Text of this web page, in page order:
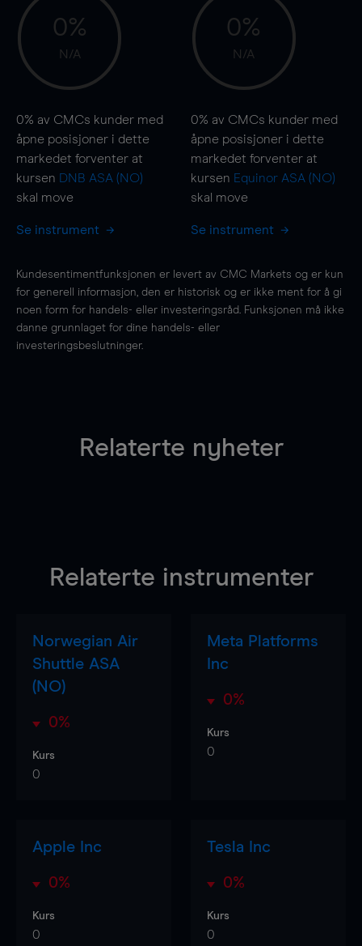
0%
N/A
0% av CMCs kunder med
åpne posisjoner i dette
markedet forventer at
kursen DNB ASA (NO)
skal move
Se instrument
0%
N/A
0% av CMCs kunder med
åpne posisjoner i dette
markedet forventer at
kursen Equinor ASA (NO)
skal move
Se instrument
Kundesentimentfunksjonen er levert av CMC Markets og er kun
for generell informasjon, den er historisk og er ikke ment for å gi
noen form for handels- eller investeringsråd. Funksjonen må ikke
danne grunnlaget for dine handels- eller
investeringsbeslutninger.
Relaterte nyheter
Relaterte instrumenter
Norwegian Air
Shuttle ASA
(NO)
0%
Kurs
0
Meta Platforms
Inc
0%
Kurs
0
Apple Inc
0%
Kurs
0
Tesla Inc
0%
Kurs
0